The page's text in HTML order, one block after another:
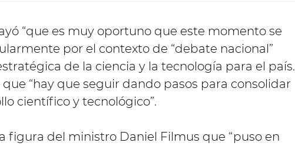
“que es muy oportuno que este momento se
por el contexto de “debate nacional”
de la ciencia y la tecnología para el país.
que “hay que seguir dando pasos para consolidar
científico y tecnológico”.
figura del ministro Daniel Filmus que “puso en